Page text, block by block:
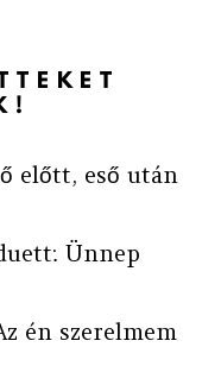
előtt, eső után
Ünnep
én szerelmem